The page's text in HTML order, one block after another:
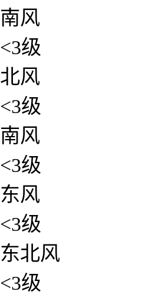
南风
<3级
北风
<3级
南风
<3级
东风
<3级
东北风
<3级